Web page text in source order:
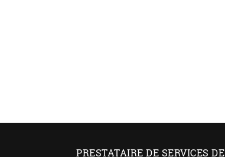
PRESTATAIRE DE SERVICES DE